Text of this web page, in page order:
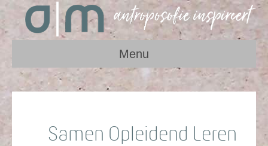
Menu
Samen Opleidend Leren